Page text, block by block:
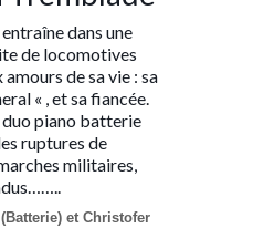
dans une
de locomotives
de sa vie : sa
« , et sa fiancée.
piano batterie
ruptures de
militaires,
et Christofer